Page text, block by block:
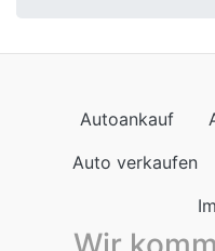
Autoankauf
Auto verkaufen